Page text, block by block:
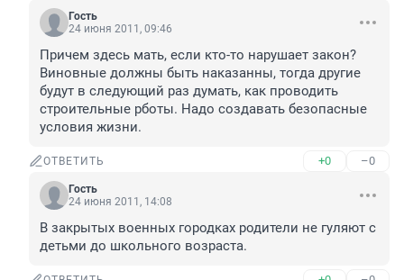
Гость
24 июня 2011, 09:46
Причем здесь мать, если кто-то нарушает закон?
Виновные должны быть наказанны, тогда другие
будут в следующий раз думать, как проводить
строительные рботы. Надо создавать безопасные
условия жизни.
ОТВЕТИТЬ +0 –0
Гость
24 июня 2011, 14:08
В закрытых военных городках родители не гуляют с
детьми до школьного возраста.